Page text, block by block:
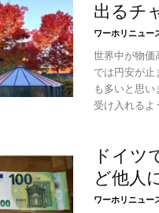
出るチ
ワーホリニュー
世界中が物価
では円安が
も多いと思
受け入れるよ
ドイツ
ど他人
ワーホリニュー